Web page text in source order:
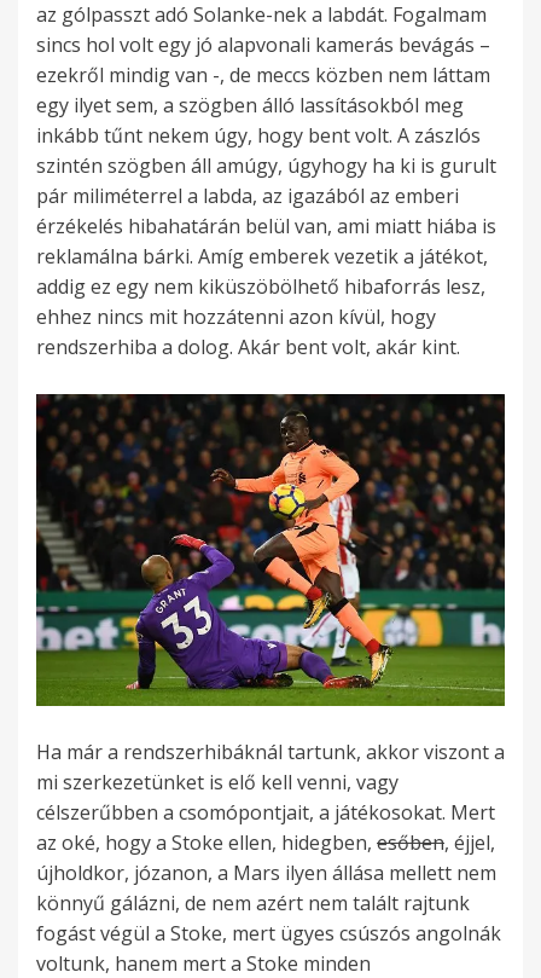
az gólpasszt adó Solanke-nek a labdát. Fogalmam
sincs hol volt egy jó alapvonali kamerás bevágás –
ezekről mindig van -, de meccs közben nem láttam
egy ilyet sem, a szögben álló lassításokból meg
inkább tűnt nekem úgy, hogy bent volt. A zászlós
szintén szögben áll amúgy, úgyhogy ha ki is gurult
pár miliméterrel a labda, az igazából az emberi
érzékelés hibahatárán belül van, ami miatt hiába is
reklamálna bárki. Amíg emberek vezetik a játékot,
addig ez egy nem kiküszöbölhető hibaforrás lesz,
ehhez nincs mit hozzátenni azon kívül, hogy
rendszerhiba a dolog. Akár bent volt, akár kint.
Ha már a rendszerhibáknál tartunk, akkor viszont a
mi szerkezetünket is elő kell venni, vagy
célszerűbben a csomópontjait, a játékosokat. Mert
az oké, hogy a Stoke ellen, hidegben, esőben, éjjel,
újholdkor, józanon, a Mars ilyen állása mellett nem
könnyű gálázni, de nem azért nem talált rajtunk
fogást végül a Stoke, mert ügyes csúszós angolnák
voltunk, hanem mert a Stoke minden